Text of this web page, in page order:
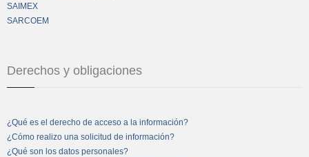
SAIMEX
SARCOEM
Derechos y obligaciones
¿Qué es el derecho de acceso a la información?
¿Cómo realizo una solicitud de información?
¿Qué son los datos personales?